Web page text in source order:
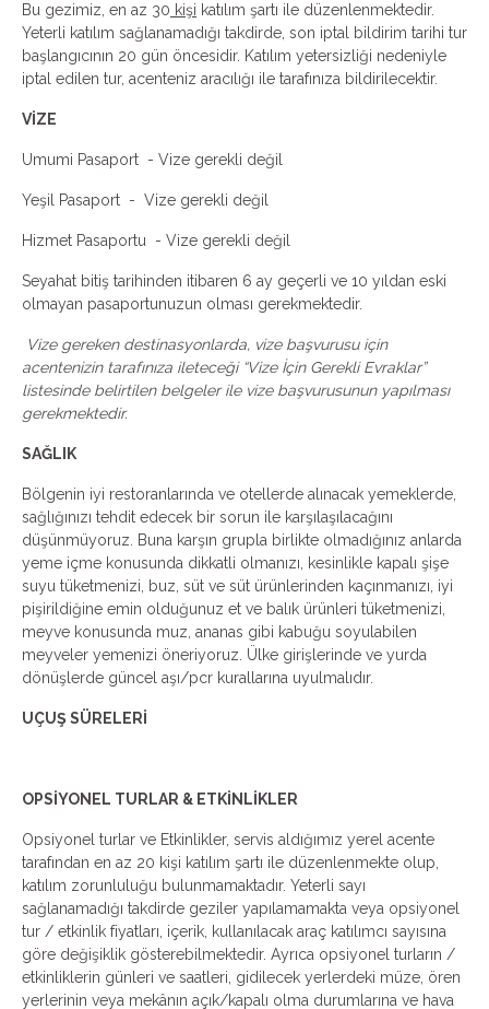
Bu gezimiz, en az 30 kişi katılım şartı ile düzenlenmektedir.
Yeterli katılım sağlanamadığı takdirde, son iptal bildirim tarihi tur
başlangıcının 20 gün öncesidir. Katılım yetersizliği nedeniyle
iptal edilen tur, acenteniz aracılığı ile tarafınıza bildirilecektir.
VİZE
Umumi Pasaport - Vize gerekli değil
Yeşil Pasaport - Vize gerekli değil
Hizmet Pasaportu - Vize gerekli değil
Seyahat bitiş tarihinden itibaren 6 ay geçerli ve 10 yıldan eski
olmayan pasaportunuzun olması gerekmektedir.
Vize gereken destinasyonlarda, vize başvurusu için
acentenizin tarafınıza ileteceği “Vize İçin Gerekli Evraklar”
listesinde belirtilen belgeler ile vize başvurusunun yapılması
gerekmektedir.
SAĞLIK
Bölgenin iyi restoranlarında ve otellerde alınacak yemeklerde,
sağlığınızı tehdit edecek bir sorun ile karşılaşılacağını
düşünmüyoruz. Buna karşın grupla birlikte olmadığınız anlarda
yeme içme konusunda dikkatli olmanızı, kesinlikle kapalı şişe
suyu tüketmenizi, buz, süt ve süt ürünlerinden kaçınmanızı, iyi
pişirildiğine emin olduğunuz et ve balık ürünleri tüketmenizi,
meyve konusunda muz, ananas gibi kabuğu soyulabilen
meyveler yemenizi öneriyoruz. Ülke girişlerinde ve yurda
dönüşlerde güncel aşı/pcr kurallarına uyulmalıdır.
UÇUŞ SÜRELERİ
OPSİYONEL TURLAR & ETKİNLİKLER
Opsiyonel turlar ve Etkinlikler, servis aldığımız yerel acente
tarafından en az 20 kişi katılım şartı ile düzenlenmekte olup,
katılım zorunluluğu bulunmamaktadır. Yeterli sayı
sağlanamadığı takdirde geziler yapılamamakta veya opsiyonel
tur / etkinlik fiyatları, içerik, kullanılacak araç katılımcı sayısına
göre değişiklik gösterebilmektedir. Ayrıca opsiyonel turların /
etkinliklerin günleri ve saatleri, gidilecek yerlerdeki müze, ören
yerlerinin veya mekânın açık/kapalı olma durumlarına ve hava